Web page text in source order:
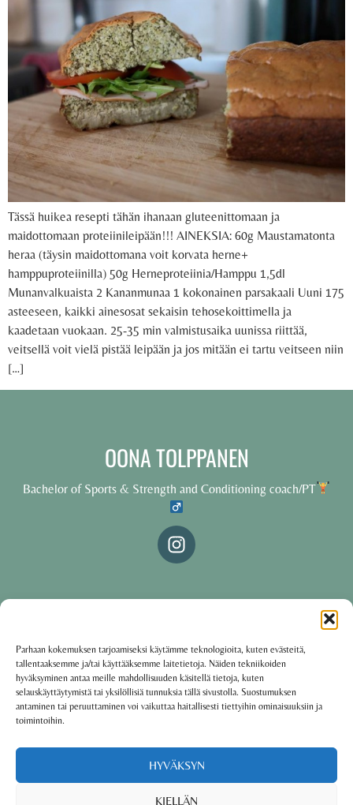
Parhaan kokemuksen tarjoamiseksi käytämme teknologioita, kuten evästeitä,
tallentaaksemme ja/tai käyttääksemme laitetietoja. Näiden tekniikoiden
hyväksyminen antaa meille mahdollisuuden käsitellä tietoja, kuten
selauskäyttäytymistä tai yksilöllisiä tunnuksia tällä sivustolla. Suostumuksen
antaminen tai peruuttaminen voi vaikuttaa haitallisesti tiettyihin ominaisuuksiin ja
toimintoihin.
HYVÄKSYN
KIELLÄN
Tässä huikea resepti tähän ihanaan gluteenittomaan ja
maidottomaan proteiinileipään!!! AINEKSIA: 60g Maustamatonta
heraa (täysin maidottomana voit korvata herne+
hamppuproteiinilla) 50g Herneproteiinia/Hamppu 1,5dl
Munanvalkuaista 2 Kananmunaa 1 kokonainen parsakaali Uuni 175
asteeseen, kaikki ainesosat sekaisin tehosekoittimella ja
kaadetaan vuokaan. 25-35 min valmistusaika uunissa riittää,
veitsellä voit vielä pistää leipään ja jos mitään ei tartu veitseen niin
[…]
OONA TOLPPANEN
Bachelor of Sports & Strength and Conditioning coach/PT
Käyttöehdot·Tietosuojakäytäntö